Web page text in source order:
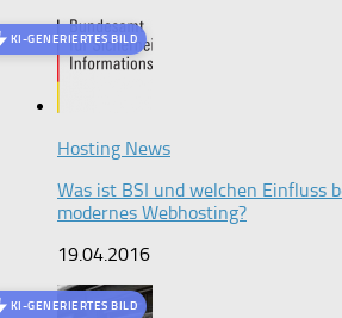
KI-GENERIERTES BILD
Hosting News
Was ist BSI und welchen Einfluss
modernes Webhosting?
19.04.2016
KI-GENERIERTES BILD